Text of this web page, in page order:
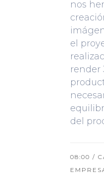
nos
el
render
del
08:00 /